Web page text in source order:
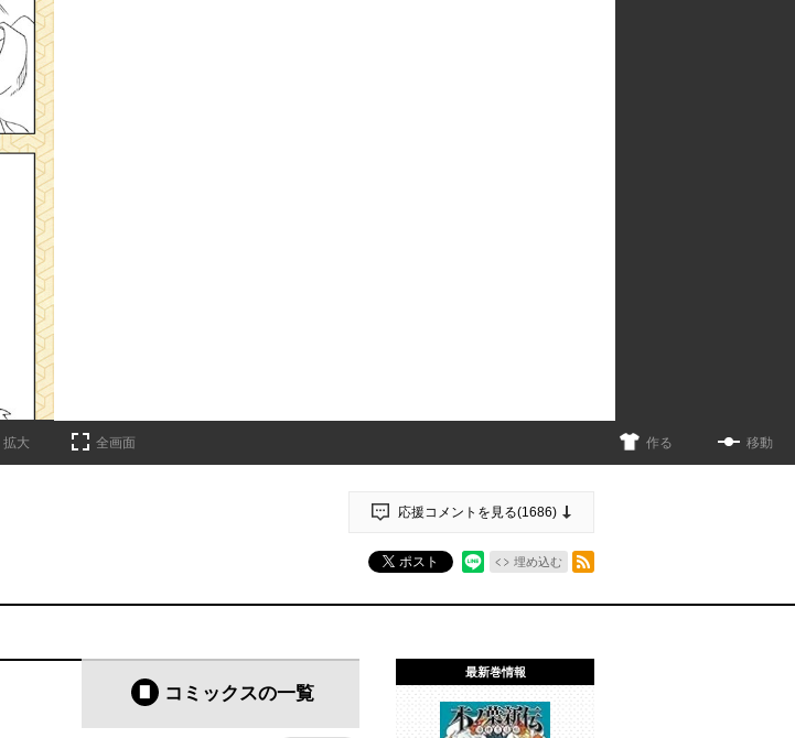
拡大 全画面 作る 移動
応援コメントを見る(1686)
ポスト 埋め込む
コミックスの一覧
最新巻情報